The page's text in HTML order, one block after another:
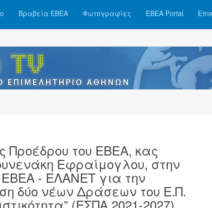
Βραβεία ΕΒΕΑ Φωτογραφίες ΕΒΕΑ Portal
Προέδρου του ΕΒΕΑ, κας
Εφραίμογλου, στην
- ΕΛΑΝΕΤ για την
δύο νέων Δράσεων του Ε.Π.
(ΕΣΠΑ 2021-2027),